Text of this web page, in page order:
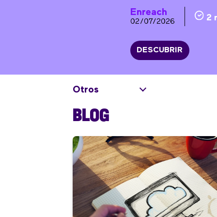
Enreach
02/07/2026 2
DESCUBRIR
Otros
BLOG